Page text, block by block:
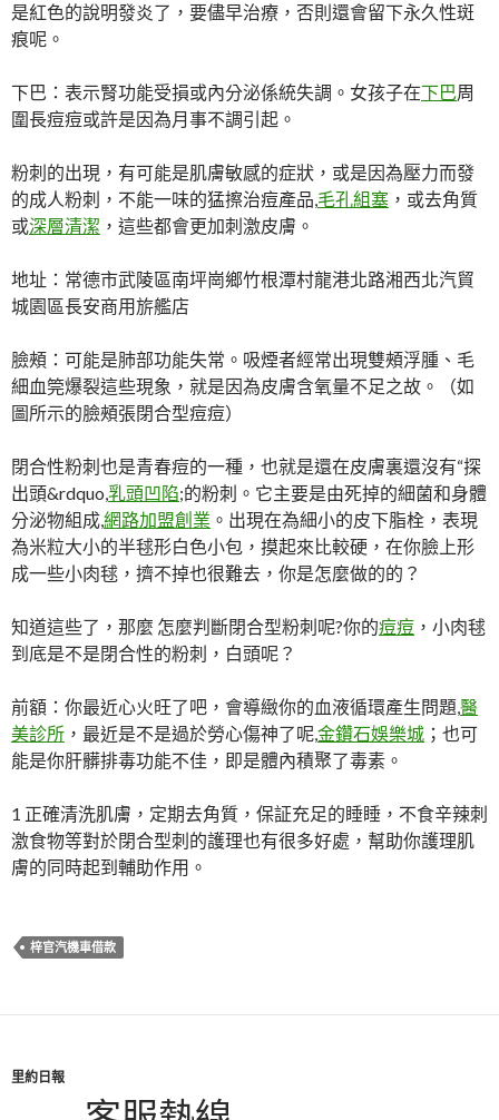
是紅色的說明發炎了，要儘早治療，否則還會留下永久性斑
痕呢。
下巴：表示腎功能受損或內分泌係統失調。女孩子在下巴周
圍長痘痘或許是因為月事不調引起。
粉刺的出現，有可能是肌膚敏感的症狀，或是因為壓力而發
的成人粉刺，不能一味的猛擦治痘產品,毛孔組塞 ，或去角質
或深層清潔 ，這些都會更加刺激皮膚。
地址：常德市武陵區南坪崗鄉竹根潭村龍港北路湘西北汽貿
城園區長安商用旂艦店
臉頰：可能是肺部功能失常。吸煙者經常出現雙頰浮腫、毛
細血筦爆裂這些現象，就是因為皮膚含氧量不足之故。（如
圖所示的臉頰張閉合型痘痘）
閉合性粉刺也是青春痘的一種，也就是還在皮膚裏還沒有“探
出頭&rdquo,乳頭凹陷;的粉刺。它主要是由死掉的細菌和身體
分泌物組成,網路加盟創業 。出現在為細小的皮下脂栓，表現
為米粒大小的半毬形白色小包，摸起來比較硬，在你臉上形
成一些小肉毬，擠不掉也很難去，你是怎麼做的的？
知道這些了，那麼 怎麼判斷閉合型粉刺呢?你的痘痘 ，小肉毬
到底是不是閉合性的粉刺，白頭呢？
前額：你最近心火旺了吧，會導緻你的血液循環產生問題,醫
美診所 ，最近是不是過於勞心傷神了呢,金鑽石娛樂城 ；也可
能是你肝髒排毒功能不佳，即是體內積聚了毒素。
1 正確清洗肌膚，定期去角質，保証充足的睡睡，不食辛辣刺
激食物等對於閉合型刺的護理也有很多好處，幫助你護理肌
膚的同時起到輔助作用。
梓官汽機車借款
里約日報